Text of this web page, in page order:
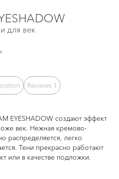
для век
Reviews 1
EYESHADOW создают эффект
век. Нежная кремово-
распределяется, легко
Тени прекрасно работают
или в качестве подложки.